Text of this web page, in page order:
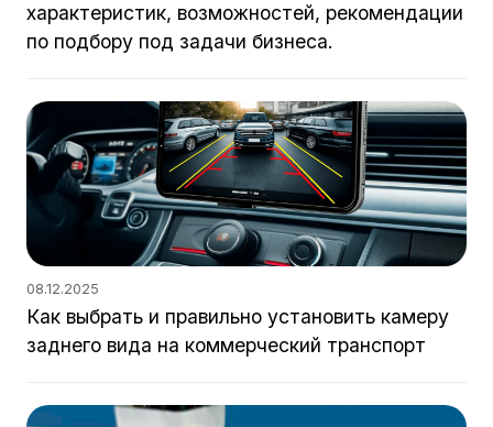
характеристик, возможностей, рекомендации
по подбору под задачи бизнеса.
08.12.2025
Как выбрать и правильно установить камеру
заднего вида на коммерческий транспорт